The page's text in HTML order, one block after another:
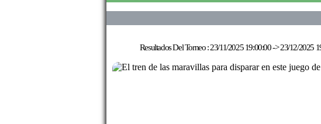
Resultados Del Torneo :23/11/2025 19:00:00->23/12/2025